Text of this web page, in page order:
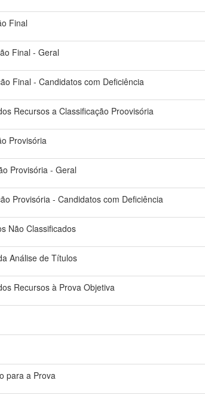
Final
Final - Geral
Final - Candidatos com Deficiência
Recursos a Classificação Proovisória
Provisória
Provisória - Geral
Provisória - Candidatos com Deficiência
Não Classificados
Análise de Títulos
Recursos à Prova Objetiva
para a Prova